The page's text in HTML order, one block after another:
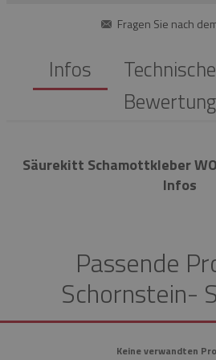
Fragen Sie nach
Infos
Säurekitt Schamottkleber
Infos
Passende
Schornstein-
Keine verwandten